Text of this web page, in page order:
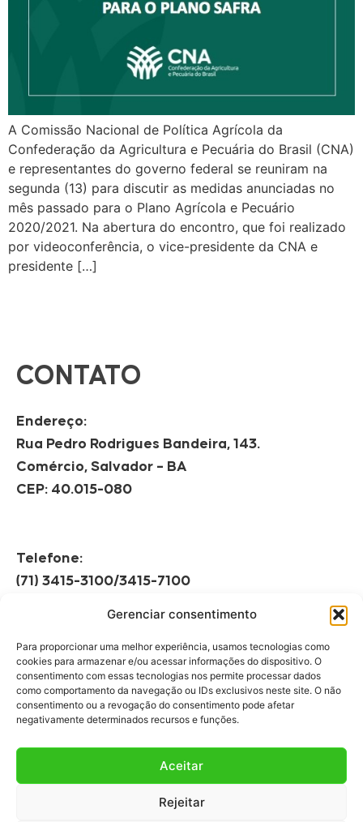
Gerenciar consentimento
Para proporcionar uma melhor experiência, usamos tecnologias como
cookies para armazenar e/ou acessar informações do dispositivo. O
consentimento com essas tecnologias nos permite processar dados
como comportamento da navegação ou IDs exclusivos neste site. O não
consentimento ou a revogação do consentimento pode afetar
negativamente determinados recursos e funções.
Aceitar
Rejeitar
A Comissão Nacional de Política Agrícola da
Confederação da Agricultura e Pecuária do Brasil (CNA)
e representantes do governo federal se reuniram na
segunda (13) para discutir as medidas anunciadas no
mês passado para o Plano Agrícola e Pecuário
2020/2021. Na abertura do encontro, que foi realizado
por videoconferência, o vice-presidente da CNA e
presidente […]
CONTATO
Endereço:
Rua Pedro Rodrigues Bandeira, 143.
Comércio, Salvador – BA
CEP: 40.015-080
Telefone:
(71) 3415-3100/3415-7100
Horário de Funcionamento:
08h às 12h | 13h às 17h